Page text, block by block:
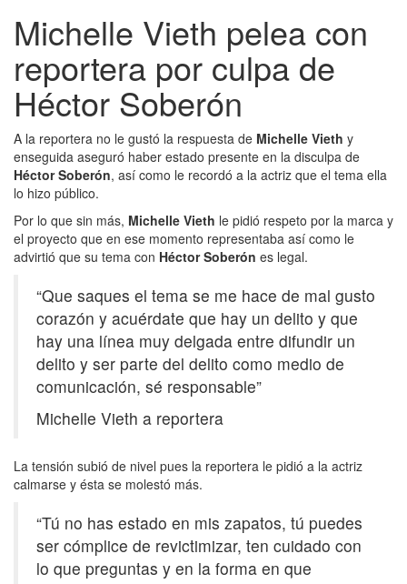
Michelle Vieth pelea con
reportera por culpa de
Héctor Soberón
A la reportera no le gustó la respuesta de Michelle Vieth y
enseguida aseguró haber estado presente en la disculpa de
Héctor Soberón, así como le recordó a la actriz que el tema ella
lo hizo público.
Por lo que sin más, Michelle Vieth le pidió respeto por la marca y
el proyecto que en ese momento representaba así como le
advirtió que su tema con Héctor Soberón es legal.
“Que saques el tema se me hace de mal gusto
corazón y acuérdate que hay un delito y que
hay una línea muy delgada entre difundir un
delito y ser parte del delito como medio de
comunicación, sé responsable”
Michelle Vieth a reportera
La tensión subió de nivel pues la reportera le pidió a la actriz
calmarse y ésta se molestó más.
“Tú no has estado en mis zapatos, tú puedes
ser cómplice de revictimizar, ten cuidado con
lo que preguntas y en la forma en que